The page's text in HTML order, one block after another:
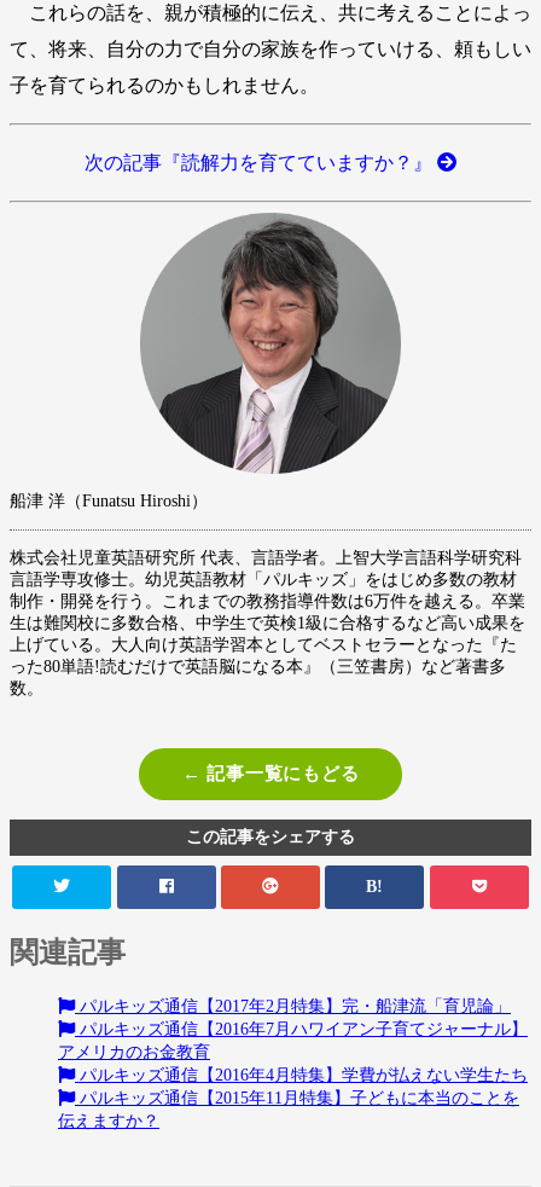
これらの話を、親が積極的に伝え、共に考えることによっ
て、将来、自分の力で自分の家族を作っていける、頼もしい
子を育てられるのかもしれません。
次の記事『読解力を育てていますか？』
船津 洋（Funatsu Hiroshi）
株式会社児童英語研究所 代表、言語学者。上智大学言語科学研究科
言語学専攻修士。幼児英語教材「パルキッズ」をはじめ多数の教材
制作・開発を行う。これまでの教務指導件数は6万件を越える。卒業
生は難関校に多数合格、中学生で英検1級に合格するなど高い成果を
上げている。大人向け英語学習本としてベストセラーとなった『た
った80単語!読むだけで英語脳になる本』（三笠書房）など著書多
数。
← 記事一覧にもどる
この記事をシェアする
B!
関連記事
パルキッズ通信【2017年2月特集】完・船津流「育児論」
パルキッズ通信【2016年7月ハワイアン子育てジャーナル】
アメリカのお金教育
パルキッズ通信【2016年4月特集】学費が払えない学生たち
パルキッズ通信【2015年11月特集】子どもに本当のことを
伝えますか？